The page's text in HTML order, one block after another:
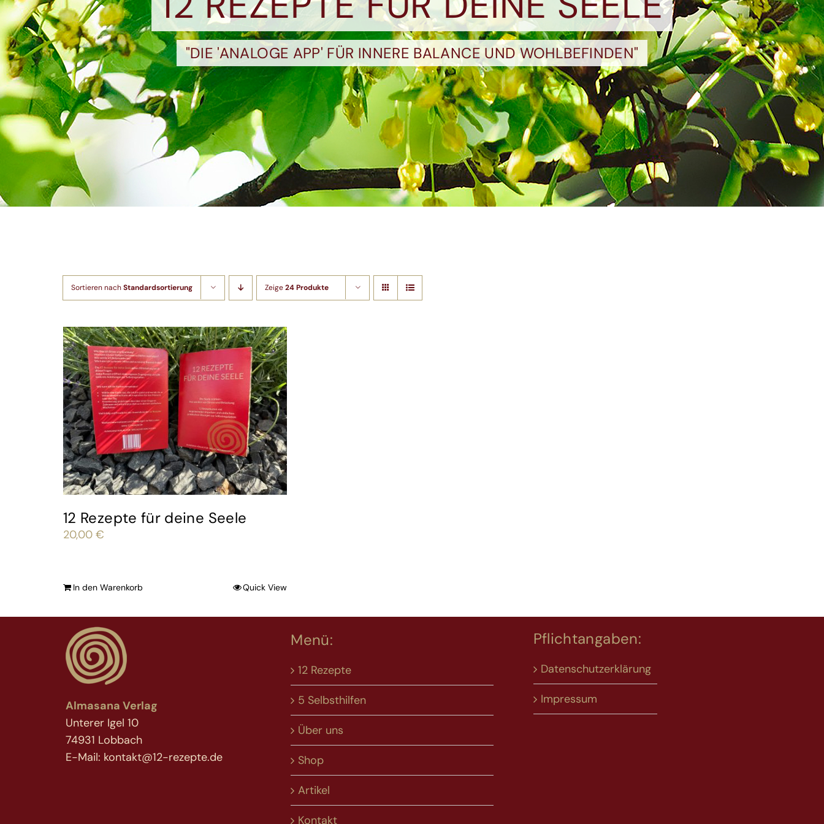
"DIE 'ANALOGE APP' FÜR INNERE BALANCE UND WOHLBEFINDEN"
Sortieren nachStandardsortierung Zeige24 Produkte
12 Rezepte für deine Seele
20,00 €
In den Warenkorb Quick View
Almasana Verlag
Unterer Igel 10
74931 Lobbach
E-Mail: kontakt@12-rezepte.de
Menü:
12 Rezepte
5 Selbsthilfen
Über uns
Shop
Artikel
Kontakt
Pflichtangaben:
Datenschutzerklärung
Impressum